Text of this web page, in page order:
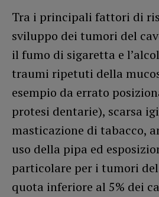
Tra i principali fattori di
sviluppo dei tumori del
il fumo di sigaretta e
traumi ripetuti della
esempio da errato
protesi dentarie), scarsa
masticazione di tabacco,
uso della pipa ed
particolare per i tumori
quota inferiore al 5% dei